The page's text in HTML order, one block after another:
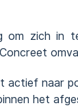
om zich in
actief naar
het